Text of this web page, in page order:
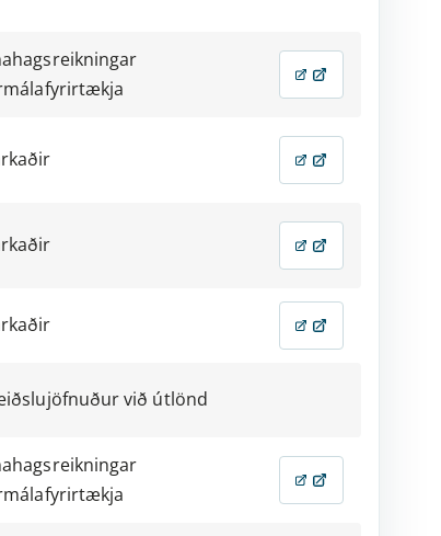
við útlönd